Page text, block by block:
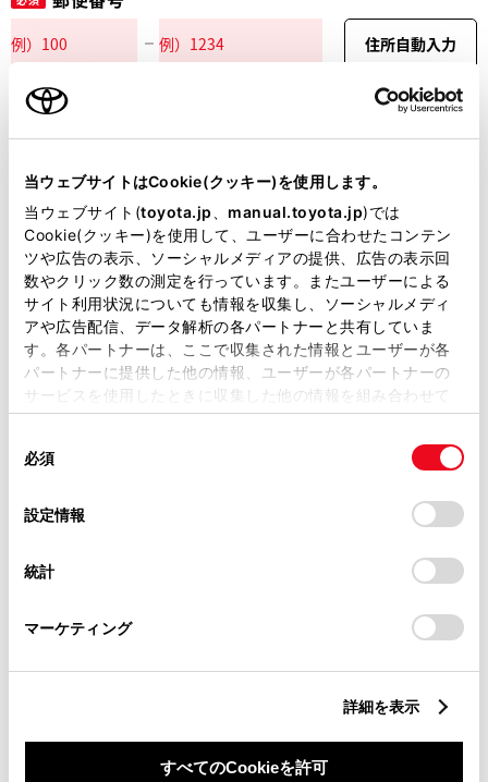
当ウェブサイトはCookie(クッキー)を使用します。
当ウェブサイト(toyota.jp manual.toyota.jp)では
Cookie(クッキー)を使用して、ユーザーに合わせたコンテン
ツや広告の表示、ソーシャルメディアの提供、広告の表示回
数やクリック数の測定を行っています。またユーザーによる
サイト利用状況についても情報を収集し、ソーシャルメディ
アや広告配信、データ解析の各パートナーと共有していま
す。各パートナーは、ここで収集された情報とユーザーが各
パートナーに提供した他の情報、ユーザーが各パートナーの
サービスを使用したときに収集した他の情報を組み合わせて
使用することがあります。当ウェブサイトの使用を続行する
デバイスにすべてのCookie(クッキー)が保存されることに同
意したことになります。Cookie(クッキー)のオプトアウト、
設定の変更、同意を撤回したりするにあたっては、当社の
「Cookie（クッキー）情報の取り扱いについて
」をご覧くだ
必須
設定情報
統計
マーケティング
詳細を表示
すべてのCookieを許可
住所自動入力
必須 都道府県
必須 市区町村名
必須 丁目番地
任意 建物名